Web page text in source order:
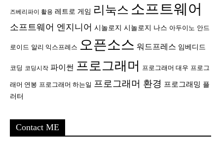
즈베리파이 활용 레트로 게임 리눅스 소프트웨어
소프트웨어 엔지니어 시놀로지 시놀로지 나스 아두이노 안드
로이드 알리 익스프레스 오픈소스 워드프레스 임베디드
코딩 코딩시작 파이썬 프로그래머 프로그래머 대우 프로그
래머 연봉 프로그래머 하는일 프로그래머 환경 프로그래밍 플
러터
Contact ME